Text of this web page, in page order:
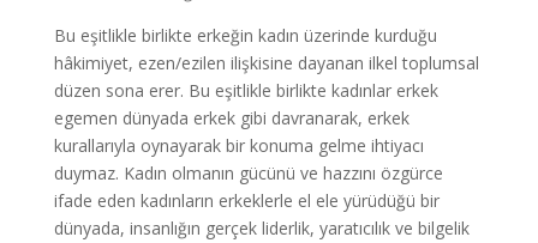
Bu eşitlikle birlikte erkeğin kadın üzerinde kurduğu
hâkimiyet, ezen/ezilen ilişkisine dayanan ilkel toplumsal
düzen sona erer. Bu eşitlikle birlikte kadınlar erkek
egemen dünyada erkek gibi davranarak, erkek
kurallarıyla oynayarak bir konuma gelme ihtiyacı
duymaz. Kadın olmanın gücünü ve hazzını özgürce
ifade eden kadınların erkeklerle el ele yürüdüğü bir
dünyada, insanlığın gerçek liderlik, yaratıcılık ve bilgelik